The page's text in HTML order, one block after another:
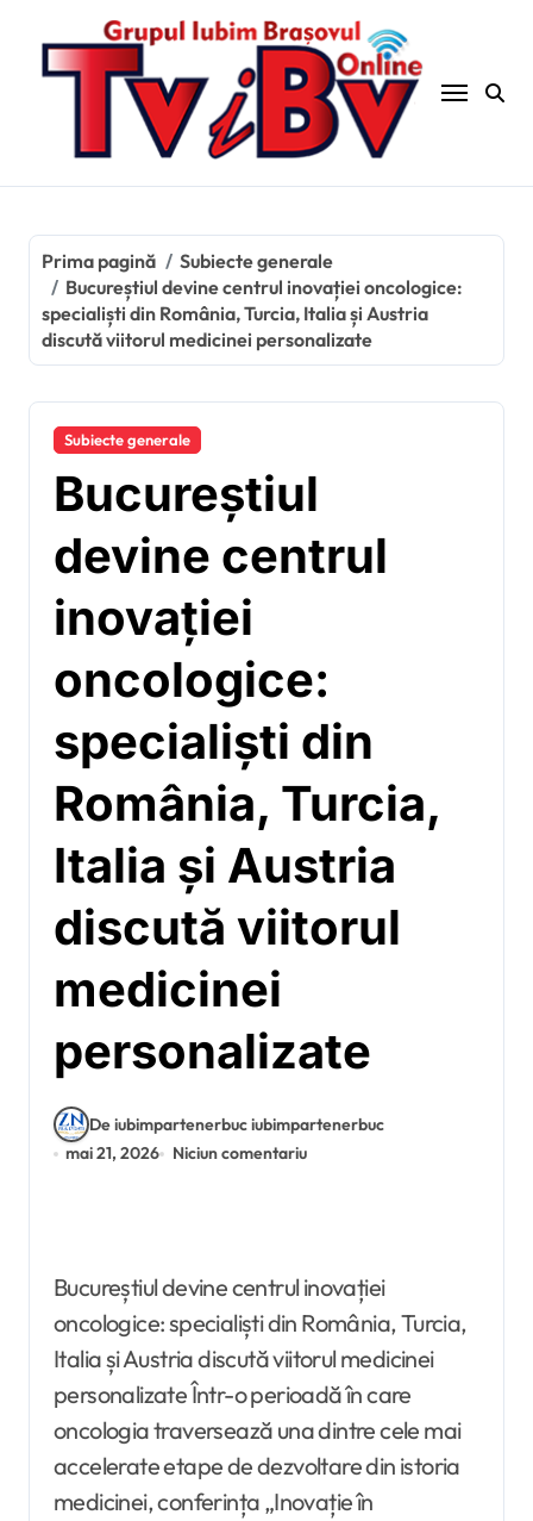
conținut
Prima pagină
Subiecte generale
Bucureștiul devine centrul inovației oncologice:
specialiști din România, Turcia, Italia și Austria
discută viitorul medicinei personalizate
Subiecte generale
Bucureștiul
devine centrul
inovației
oncologice:
specialiști din
România, Turcia,
Italia și Austria
discută viitorul
medicinei
personalizate
De iubimpartenerbuc iubimpartenerbuc
mai 21, 2026
Niciun comentariu
Bucureștiul devine centrul inovației
oncologice: specialiști din România, Turcia,
Italia și Austria discută viitorul medicinei
personalizate Într-o perioadă în care
oncologia traversează una dintre cele mai
accelerate etape de dezvoltare din istoria
medicinei, conferința „Inovație în